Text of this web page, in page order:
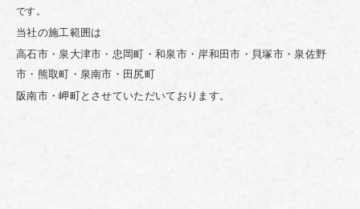
です。
当社の施工範囲は
高石市・泉大津市・忠岡町・和泉市・岸和田市・貝塚市・泉佐野
市・熊取町・泉南市・田尻町
阪南市・岬町とさせていただいております。